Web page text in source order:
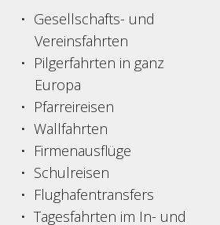
Gesellschafts- und
Vereinsfahrten
Pilgerfahrten in ganz
Europa
Pfarreireisen
Wallfahrten
Firmenausflüge
Schulreisen
Flughafentransfers
Tagesfahrten im In- und